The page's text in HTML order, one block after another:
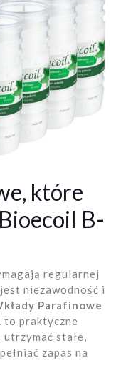
które
B-
regularnej
niezawodność i
Parafinowe
to praktyczne
stałe,
zapas na